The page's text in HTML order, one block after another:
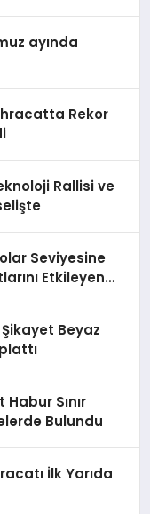
ayında
Rekor
Rallisi ve
Seviyesine
Etkileyen
Beyaz
Sınır
Bulundu
İlk Yarıda